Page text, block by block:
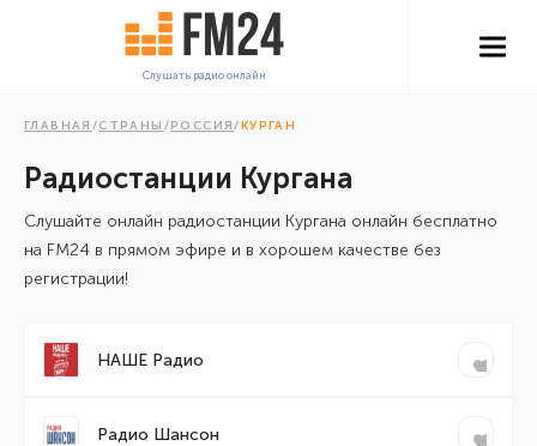
Слушать радио онлайн
ГЛАВНАЯ /СТРАНЫ /РОССИЯ/КУРГАН
Радиостанции Кургана
Cлушайте онлайн радиостанции Кургана онлайн бесплатно
на FM24 в прямом эфире и в хорошем качестве без
регистрации!
НАШЕ Радио
Радио Шансон